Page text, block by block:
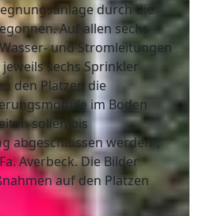
durch die
Auf allen sechs
und Stromleitungen
sechs Sprinkler
den Plätzen die
im Boden
sollen bis
abgeschlossen werden“,
Averbeck. Die Bilder
auf den Plätzen